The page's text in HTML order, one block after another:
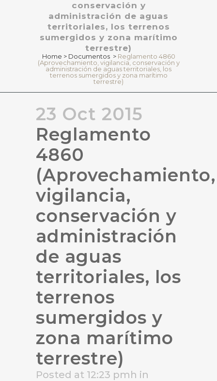
conservación y
administración de aguas
territoriales, los terrenos
sumergidos y zona marítimo
terrestre)
Home > Documentos > Reglamento 4860
(Aprovechamiento, vigilancia, conservación y
administración de aguas territoriales, los
terrenos sumergidos y zona marítimo
terrestre)
23 Oct 2015
Reglamento
4860
(Aprovechamiento,
vigilancia,
conservación y
administración
de aguas
territoriales, los
terrenos
sumergidos y
zona marítimo
terrestre)
Posted at 12:23 pmh in